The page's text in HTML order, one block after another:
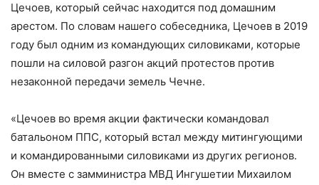
Цечоев, который сейчас находится под домашним
арестом. По словам нашего собеседника, Цечоев в 2019
году был одним из командующих силовиками, которые
пошли на силовой разгон акций протестов против
незаконной передачи земель Чечне.
«Цечоев во время акции фактически командовал
батальоном ППС, который встал между митингующими
и командированными силовиками из других регионов.
Он вместе с замминистра МВД Ингушетии Михаилом